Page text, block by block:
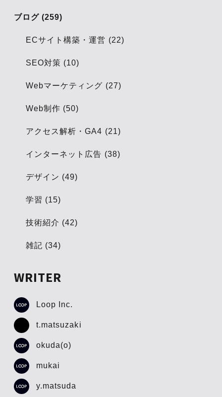
ブログ (259)
ECサイト構築・運営 (22)
SEO対策 (10)
Webマーケティング (27)
Web制作 (50)
アクセス解析・GA4 (21)
インターネット広告 (38)
デザイン (49)
学習 (15)
技術紹介 (42)
雑記 (34)
WRITER
Loop Inc.
t.matsuzaki
okuda(o)
mukai
y.matsuda